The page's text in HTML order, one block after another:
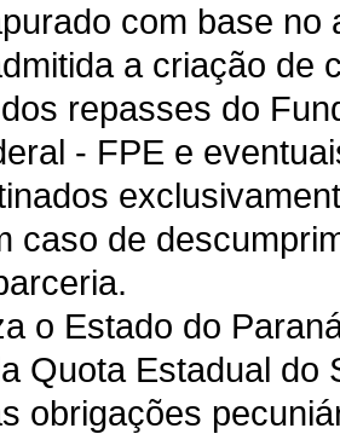
com base no
a criação de
repasses do
- FPE e
caso de
o Estado do
Quota Estadual do
obrigações